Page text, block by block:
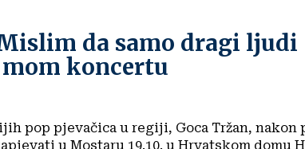
da samo dragi ljudi
koncertu
pop pjevačica u regiji, Goca Tržan, nakon
u Mostaru 19.10. u Hrvatskom domu